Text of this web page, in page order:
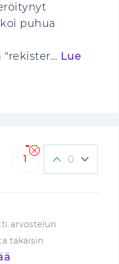
puhua
Lue
1 0
arvostelun
takaisin